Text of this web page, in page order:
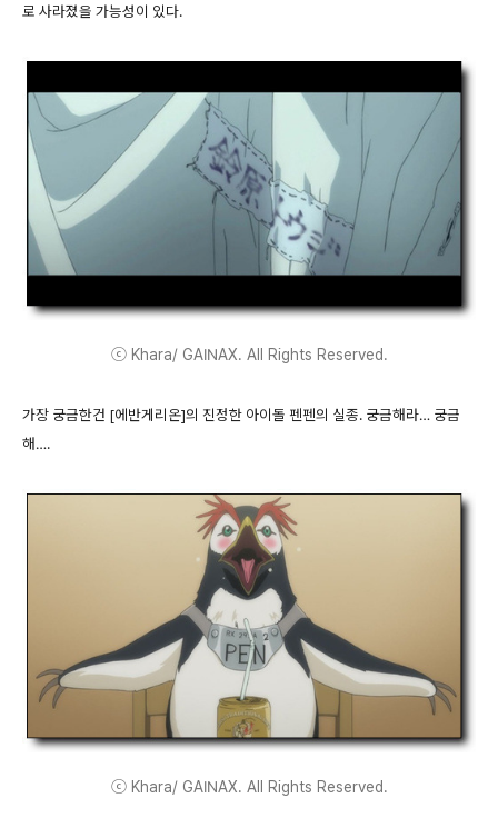
로 사라졌을 가능성이 있다.
ⓒ Khara/ GAINAX. All Rights Reserved.
가장 궁금한건 [에반게리온]의 진정한 아이돌 펜펜의 실종. 궁금해라… 궁금
해….
ⓒ Khara/ GAINAX. All Rights Reserved.